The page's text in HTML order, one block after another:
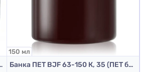
із чорною кришкою)
150 мл
Банка ПЕТ BJF 63-150 К, 35 (ПЕТ банки 150 мл)